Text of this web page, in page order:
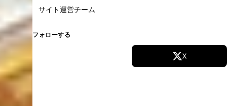
サイト運営チーム
フォローする
X